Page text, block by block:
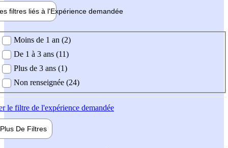
filtres liés à l'Expérience demandée
demandée
Moins de 1 an (2)
De 1 à 3 ans (11)
Plus de 3 ans (1)
Non renseignée (24)
le filtre de l'expérience demandée
Plus De Filtres